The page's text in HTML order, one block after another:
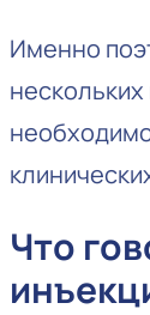
Именно
Что